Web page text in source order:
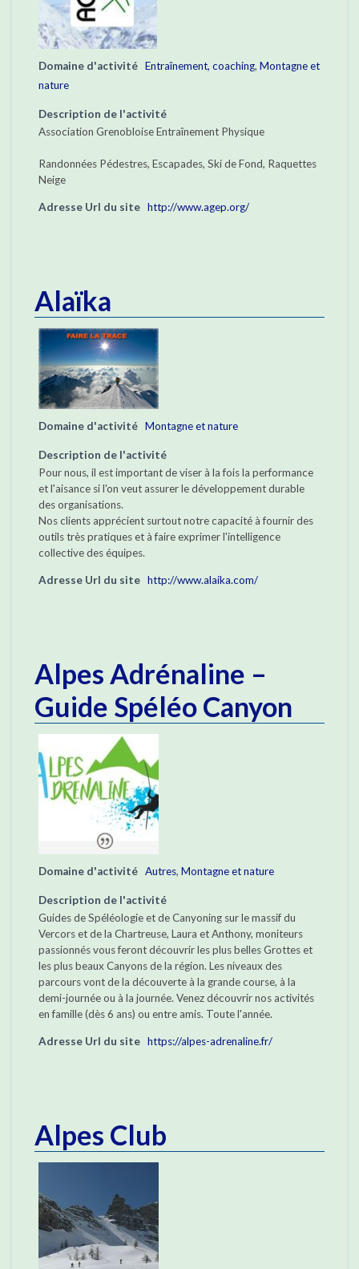
Domaine d'activité Entraînement, coaching, Montagne et
nature
Description de l'activité
Association Grenobloise Entraînement Physique
Randonnées Pédestres, Escapades, Ski de Fond, Raquettes
Neige
Adresse Url du site http://www.agep.org/
Alaïka
Domaine d'activité Montagne et nature
Description de l'activité
Pour nous, il est important de viser à la fois la performance
et l'aisance si l'on veut assurer le développement durable
des organisations.
Nos clients apprécient surtout notre capacité à fournir des
outils très pratiques et à faire exprimer l'intelligence
collective des équipes.
Adresse Url du site http://www.alaika.com/
Alpes Adrénaline –
Guide Spéléo Canyon
Domaine d'activité Autres, Montagne et nature
Description de l'activité
Guides de Spéléologie et de Canyoning sur le massif du
Vercors et de la Chartreuse, Laura et Anthony, moniteurs
passionnés vous feront découvrir les plus belles Grottes et
les plus beaux Canyons de la région. Les niveaux des
parcours vont de la découverte à la grande course, à la
demi-journée ou à la journée. Venez découvrir nos activités
en famille (dès 6 ans) ou entre amis. Toute l'année.
Adresse Url du site https://alpes-adrenaline.fr/
Alpes Club